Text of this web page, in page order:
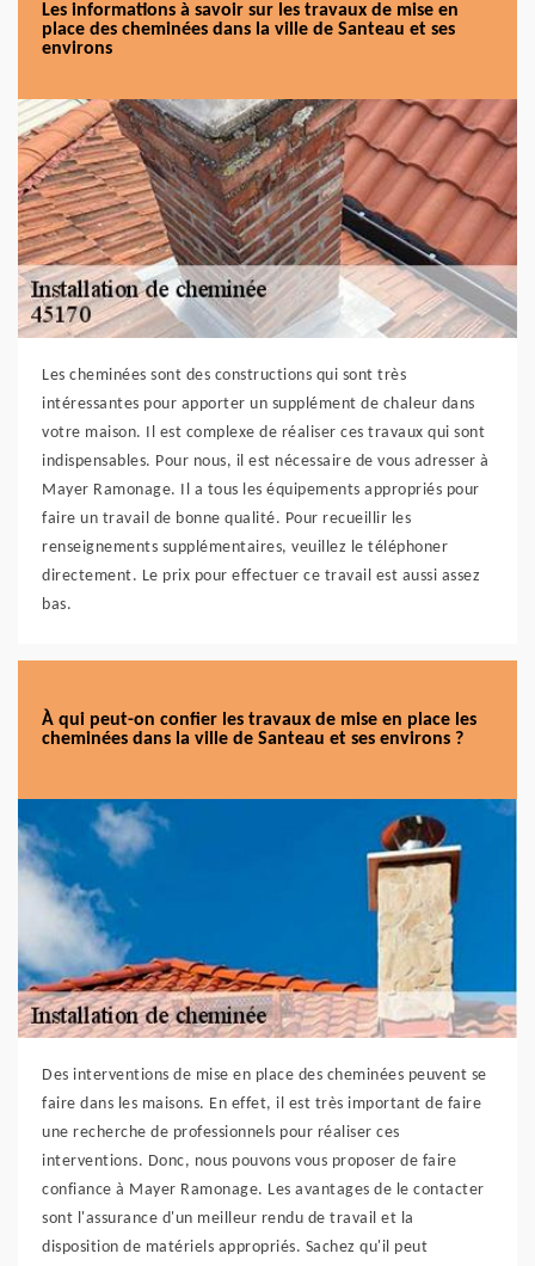
Les informations à savoir sur les travaux de mise en
place des cheminées dans la ville de Santeau et ses
environs
Les cheminées sont des constructions qui sont très
intéressantes pour apporter un supplément de chaleur dans
votre maison. Il est complexe de réaliser ces travaux qui sont
indispensables. Pour nous, il est nécessaire de vous adresser à
Mayer Ramonage. Il a tous les équipements appropriés pour
faire un travail de bonne qualité. Pour recueillir les
renseignements supplémentaires, veuillez le téléphoner
directement. Le prix pour effectuer ce travail est aussi assez
bas.
À qui peut-on confier les travaux de mise en place les
cheminées dans la ville de Santeau et ses environs ?
Des interventions de mise en place des cheminées peuvent se
faire dans les maisons. En effet, il est très important de faire
une recherche de professionnels pour réaliser ces
interventions. Donc, nous pouvons vous proposer de faire
confiance à Mayer Ramonage. Les avantages de le contacter
sont l'assurance d'un meilleur rendu de travail et la
disposition de matériels appropriés. Sachez qu'il peut